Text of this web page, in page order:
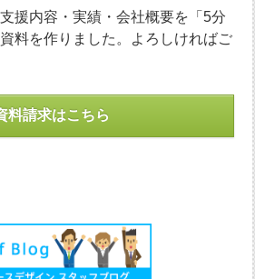
援内容・実績・会社概要を「5分
料を作りました。よろしければご
料請求はこちら